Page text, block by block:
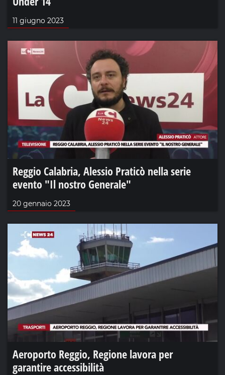
11 giugno 2023
Reggio Calabria, Alessio Praticò nella serie
evento "Il nostro Generale"
20 gennaio 2023
Aeroporto Reggio, Regione lavora per
garantire accessibilità